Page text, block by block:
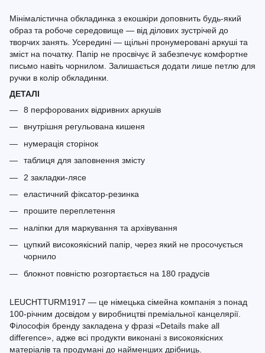
Мінімалістична обкладинка з екошкіри доповнить будь-який
образ та робоче середовище — від ділових зустрічей до
творчих занять. Усередині — щільні пронумеровані аркуші та
зміст на початку. Папір не просвічує й забезпечує комфортне
письмо навіть чорнилом. Залишається додати лише петлю для
ручки в колір обкладинки.
ДЕТАЛІ
8 перфорованих відривних аркушів
внутрішня регульована кишеня
нумерація сторінок
таблиця для заповнення змісту
2 закладки-лясе
еластичний фіксатор-резинка
прошите переплетення
наліпки для маркування та архівування
цупкий високоякісний папір, через який не просочується
чорнило
блокнот повністю розгортається на 180 градусів
LEUCHTTURM1917 — це німецька сімейна компанія з понад
100-річним досвідом у виробництві преміальної канцелярії.
Філософія бренду закладена у фразі «Details make all
difference», адже всі продукти виконані з високоякісних
матеріалів та продумані до найменших дрібниць.